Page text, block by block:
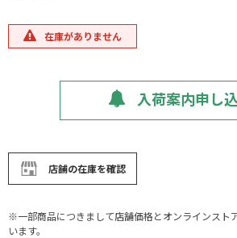
在庫がありません
入荷案内申し
店舗の在庫を確認
※一部商品につきまして店舗価格とオンラインスト
います。